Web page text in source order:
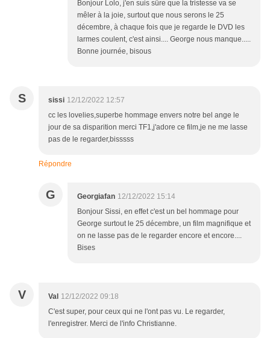
Bonjour Lolo, j'en suis sûre que la tristesse va se
mêler à la joie, surtout que nous serons le 25
décembre, à chaque fois que je regarde le DVD les
larmes coulent, c'est ainsi.... George nous manque.....
Bonne journée, bisous
S sissi 12/12/2022 12:57
cc les lovelies,superbe hommage envers notre bel ange le
jour de sa disparition merci TF1,j'adore ce film,je ne me lasse
pas de le regarder,bisssss
Répondre
G Georgiafan 12/12/2022 15:14
Bonjour Sissi, en effet c'est un bel hommage pour
George surtout le 25 décembre, un film magnifique et
on ne lasse pas de le regarder encore et encore....
Bises
V Val 12/12/2022 09:18
C'est super, pour ceux qui ne l'ont pas vu. Le regarder,
l'enregistrer. Merci de l'info Christianne.